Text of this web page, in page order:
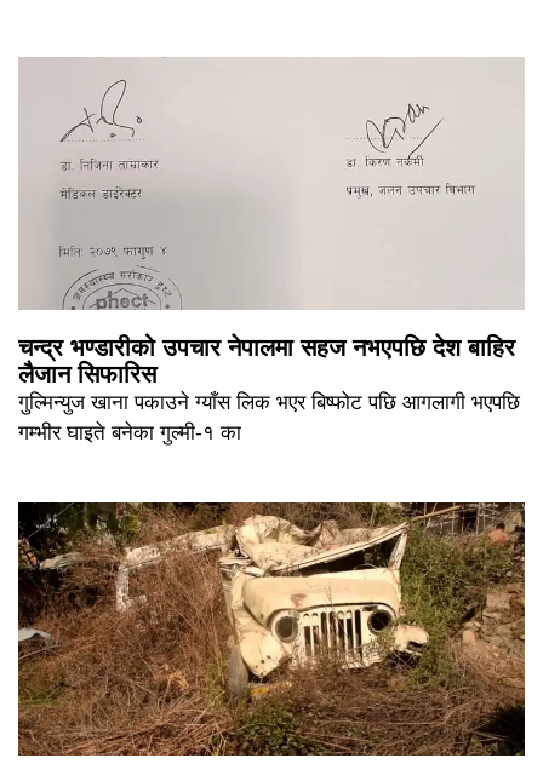
चन्द्र भण्डारीको उपचार नेपालमा सहज नभएपछि देश बाहिर
लैजान सिफारिस
गुल्मिन्युज खाना पकाउने ग्याँस लिक भएर बिष्फोट पछि आगलागी भएपछि
गम्भीर घाइते बनेका गुल्मी-१ का